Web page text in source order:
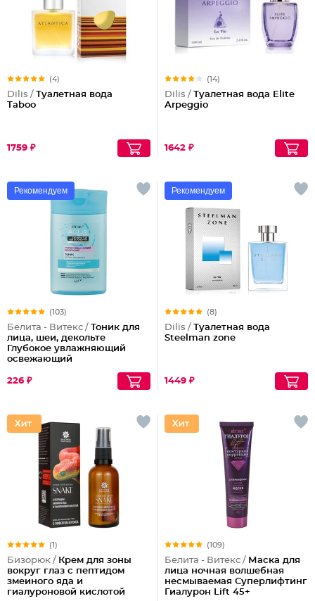
(4)
Dilis / Туалетная вода
Taboo
1759 ₽
(14)
Dilis / Туалетная вода Elite
Arpeggio
1642 ₽
Рекомендуем
(103)
Белита - Витекс / Тоник для
лица, шеи, декольте
Глубокое увлажняющий
освежающий
226 ₽
Рекомендуем
(8)
Dilis / Туалетная вода
Steelman zone
1449 ₽
(1)
Бизорюк / Крем для зоны
вокруг глаз с пептидом
змеиного яда и
гиалуроновой кислотой
(109)
Белита - Витекс / Маска для
лица ночная волшебная
несмываемая Суперлифтинг
Гиалурон Lift 45+